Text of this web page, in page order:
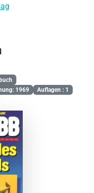
1969 Auflagen : 1